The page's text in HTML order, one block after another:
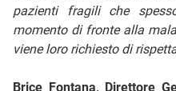
pazienti fragili che
momento di fronte alla
viene loro richiesto di
Brice Fontana, Direttore